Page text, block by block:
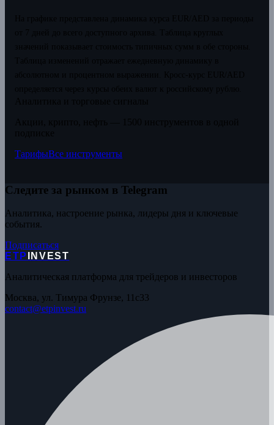
ТарифыВсе инструменты
Следите за рынком в Telegram
Аналитика, настроение рынка, лидеры дня и ключевые
события.
Подписаться
ETP
INVEST
Аналитическая платформа для трейдеров и инвесторов
Москва, ул. Тимура Фрунзе, 11с33
contact@etpinvest.ru